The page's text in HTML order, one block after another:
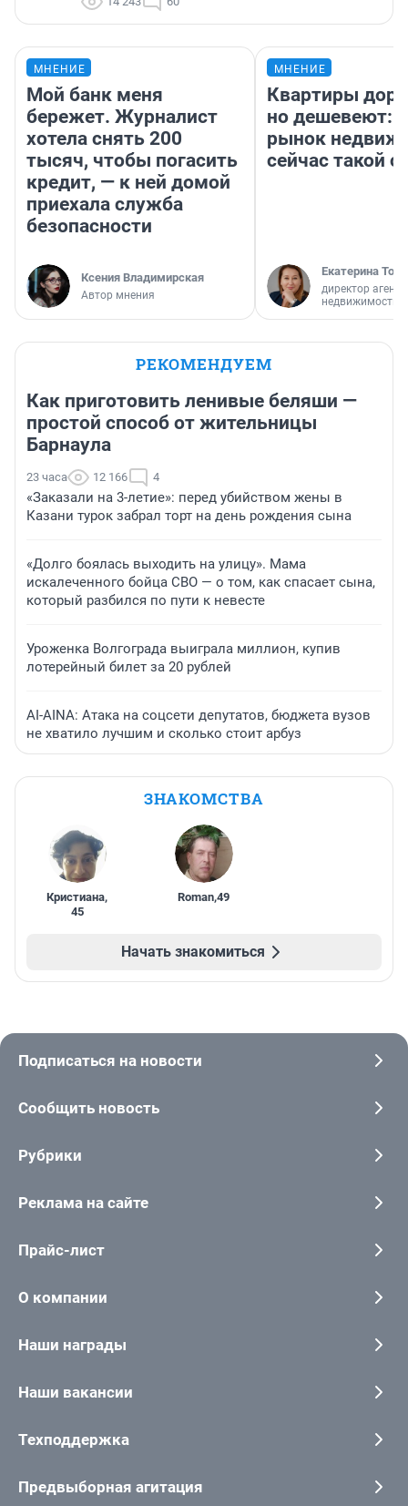
МНЕНИЕ
Мой банк меня
бережет. Журналист
хотела снять 200
тысяч, чтобы погасить
кредит, — к ней домой
приехала служба
безопасности
Ксения Владимирская
Автор мнения
МНЕНИЕ
Квартиры
но дешевеют:
рынок
сейчас такой
Екатерина
директор
недвижимости
РЕКОМЕНДУЕМ
Как приготовить ленивые беляши —
простой способ от жительницы
Барнаула
23 часа 12 166 4
«Заказали на 3-летие»: перед убийством жены в
Казани турок забрал торт на день рождения сына
«Долго боялась выходить на улицу». Мама
искалеченного бойца СВО — о том, как спасает сына,
который разбился по пути к невесте
Уроженка Волгограда выиграла миллион, купив
лотерейный билет за 20 рублей
AI-AINA: Атака на соцсети депутатов, бюджета вузов
не хватило лучшим и сколько стоит арбуз
ЗНАКОМСТВА
Кристиана,
45
Roman,49
Начать знакомиться
Подписаться на новости
Сообщить новость
Рубрики
Реклама на сайте
Прайс-лист
О компании
Наши награды
Наши вакансии
Техподдержка
Предвыборная агитация